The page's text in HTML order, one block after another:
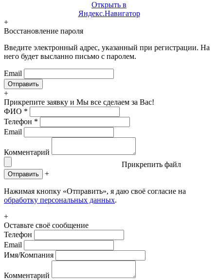
Открыть в
Яндекс.Навигатор
+
Восстановление пароля
Введите электронный адрес, указанный при регистрации. На
него будет высланно письмо с паролем.
Email
+
Прикрепите заявку и Мы все сделаем за Вас!
ФИО *
Телефон *
Email
Комментарий
Прикрепить файл
Отправить +
Нажимая кнопку «Отправить», я даю своё согласие на
обработку персональных данных.
+
Оставьте своё сообщение
Телефон
Email
Имя/Компания
Комментарий